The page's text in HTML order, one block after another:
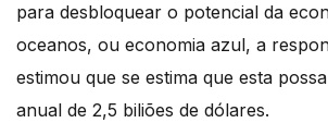
para desbloquear o potencial da
oceanos, ou economia azul, a
estimou que se estima que esta
anual de 2,5 biliões de dólares.